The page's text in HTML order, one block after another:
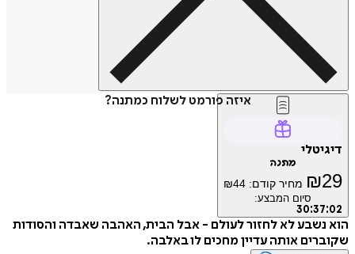
איזה פורמט לשלוח כמתנה?
₪ מחיר קודם: ₪44
סיום המבצע:
30
לא לחזור לעולם - אבל הבית, האהבה שאבדה והסודות
אותה עדיין מחכים לו באלבה.